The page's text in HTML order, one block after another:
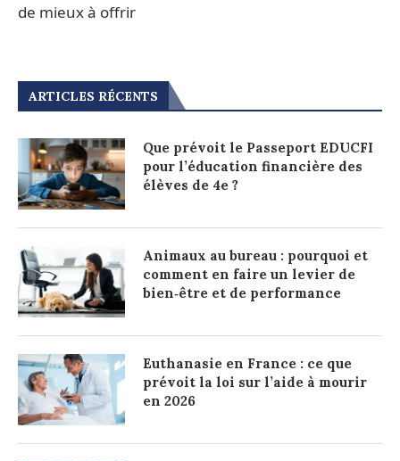
de mieux à offrir
ARTICLES RÉCENTS
Que prévoit le Passeport EDUCFI
pour l’éducation financière des
élèves de 4e ?
Animaux au bureau : pourquoi et
comment en faire un levier de
bien‑être et de performance
Euthanasie en France : ce que
prévoit la loi sur l’aide à mourir
en 2026